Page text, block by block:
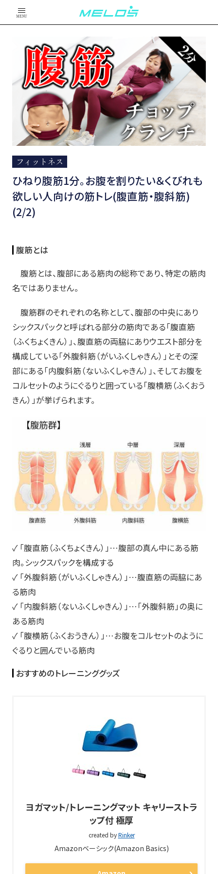
MENU
フィットネス
ひねり腹筋1分。お腹を割りたい＆くびれも
欲しい人向けの筋トレ(腹直筋・腹斜筋)
(2/2)
腹筋とは
腹筋とは、腹部にある筋肉の総称であり、特定の筋肉
名ではありません。
腹筋群のそれぞれの名称として、腹部の中央にあり
シックスパックと呼ばれる部分の筋肉である「腹直筋
（ふくちょくきん）」、腹直筋の両脇にありウエスト部分を
構成している「外腹斜筋（がいふくしゃきん）」とその深
部にある「内腹斜筋（ないふくしゃきん）」、そしてお腹を
コルセットのようにぐるりと囲っている「腹横筋（ふくおう
きん）」が挙げられます。
✓ 「腹直筋（ふくちょくきん）」…腹部の真ん中にある筋
肉。シックスパックを構成する
✓ 「外腹斜筋（がいふくしゃきん）」…腹直筋の両脇にあ
る筋肉
✓ 「内腹斜筋（ないふくしゃきん）」…「外腹斜筋」の奥に
ある筋肉
✓ 「腹横筋（ふくおうきん）」…お腹をコルセットのように
ぐるりと囲んでいる筋肉
おすすめのトレーニンググッズ
ヨガマット/トレーニングマット キャリーストラ
ップ付 極厚
created byRinker
Amazonベーシック(Amazon Basics)